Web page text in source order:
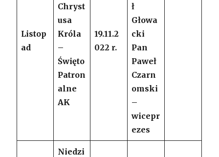
Listop
ad
Chryst
usa
Króla
–
Święto
Patron
alne
AK
19.11.2
022 r.
ł
Głowa
cki
Pan
Paweł
Czarn
omski
–
wicepr
ezes
Niedzi